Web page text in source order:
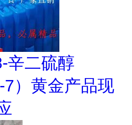
辛二硫醇
7）黄金产品现